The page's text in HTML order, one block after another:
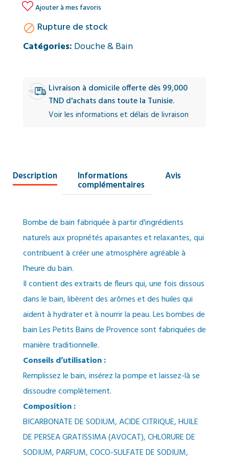
Ajouter à mes favoris
 Rupture de stock
Catégories: Douche & Bain
Livraison à domicile offerte dès 99,000
TND d'achats dans toute la Tunisie.
Voir les informations et délais de livraison
Description Informations
complémentaires
Avis
Bombe de bain fabriquée à partir d'ingrédients
naturels aux propriétés apaisantes et relaxantes, qui
contribuent à créer une atmosphère agréable à
l'heure du bain.
Il contient des extraits de fleurs qui, une fois dissous
dans le bain, libèrent des arômes et des huiles qui
aident à hydrater et à nourrir la peau. Les bombes de
bain Les Petits Bains de Provence sont fabriquées de
manière traditionnelle.
Conseils d’utilisation :
Remplissez le bain, insérez la pompe et laissez-là se
dissoudre complètement.
Composition :
BICARBONATE DE SODIUM, ACIDE CITRIQUE, HUILE
DE PERSEA GRATISSIMA (AVOCAT), CHLORURE DE
SODIUM, PARFUM, COCO-SULFATE DE SODIUM,